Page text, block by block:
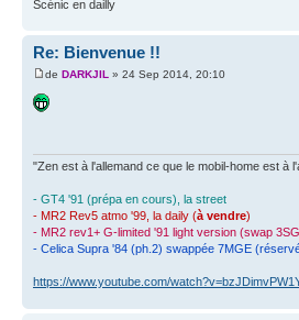
Scénic en dailly
Re: Bienvenue !!
de DARKJIL » 24 Sep 2014, 20:10
"Zen est à l'allemand ce que le mobil-home est à
- GT4 '91 (prépa en cours), la street
- MR2 Rev5 atmo '99, la daily (à vendre)
- MR2 rev1+ G-limited '91 light version (swap
- Celica Supra '84 (ph.2) swappée 7MGE
https://www.youtube.com/